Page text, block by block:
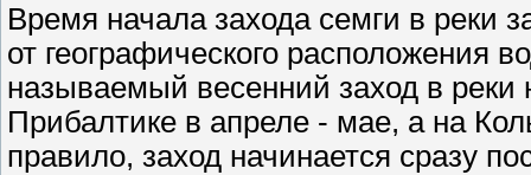
Время начала захода семги в реки
от географического расположения
называемый весенний заход в
Прибалтике в апреле - мае, а на
правило, заход начинается сразу